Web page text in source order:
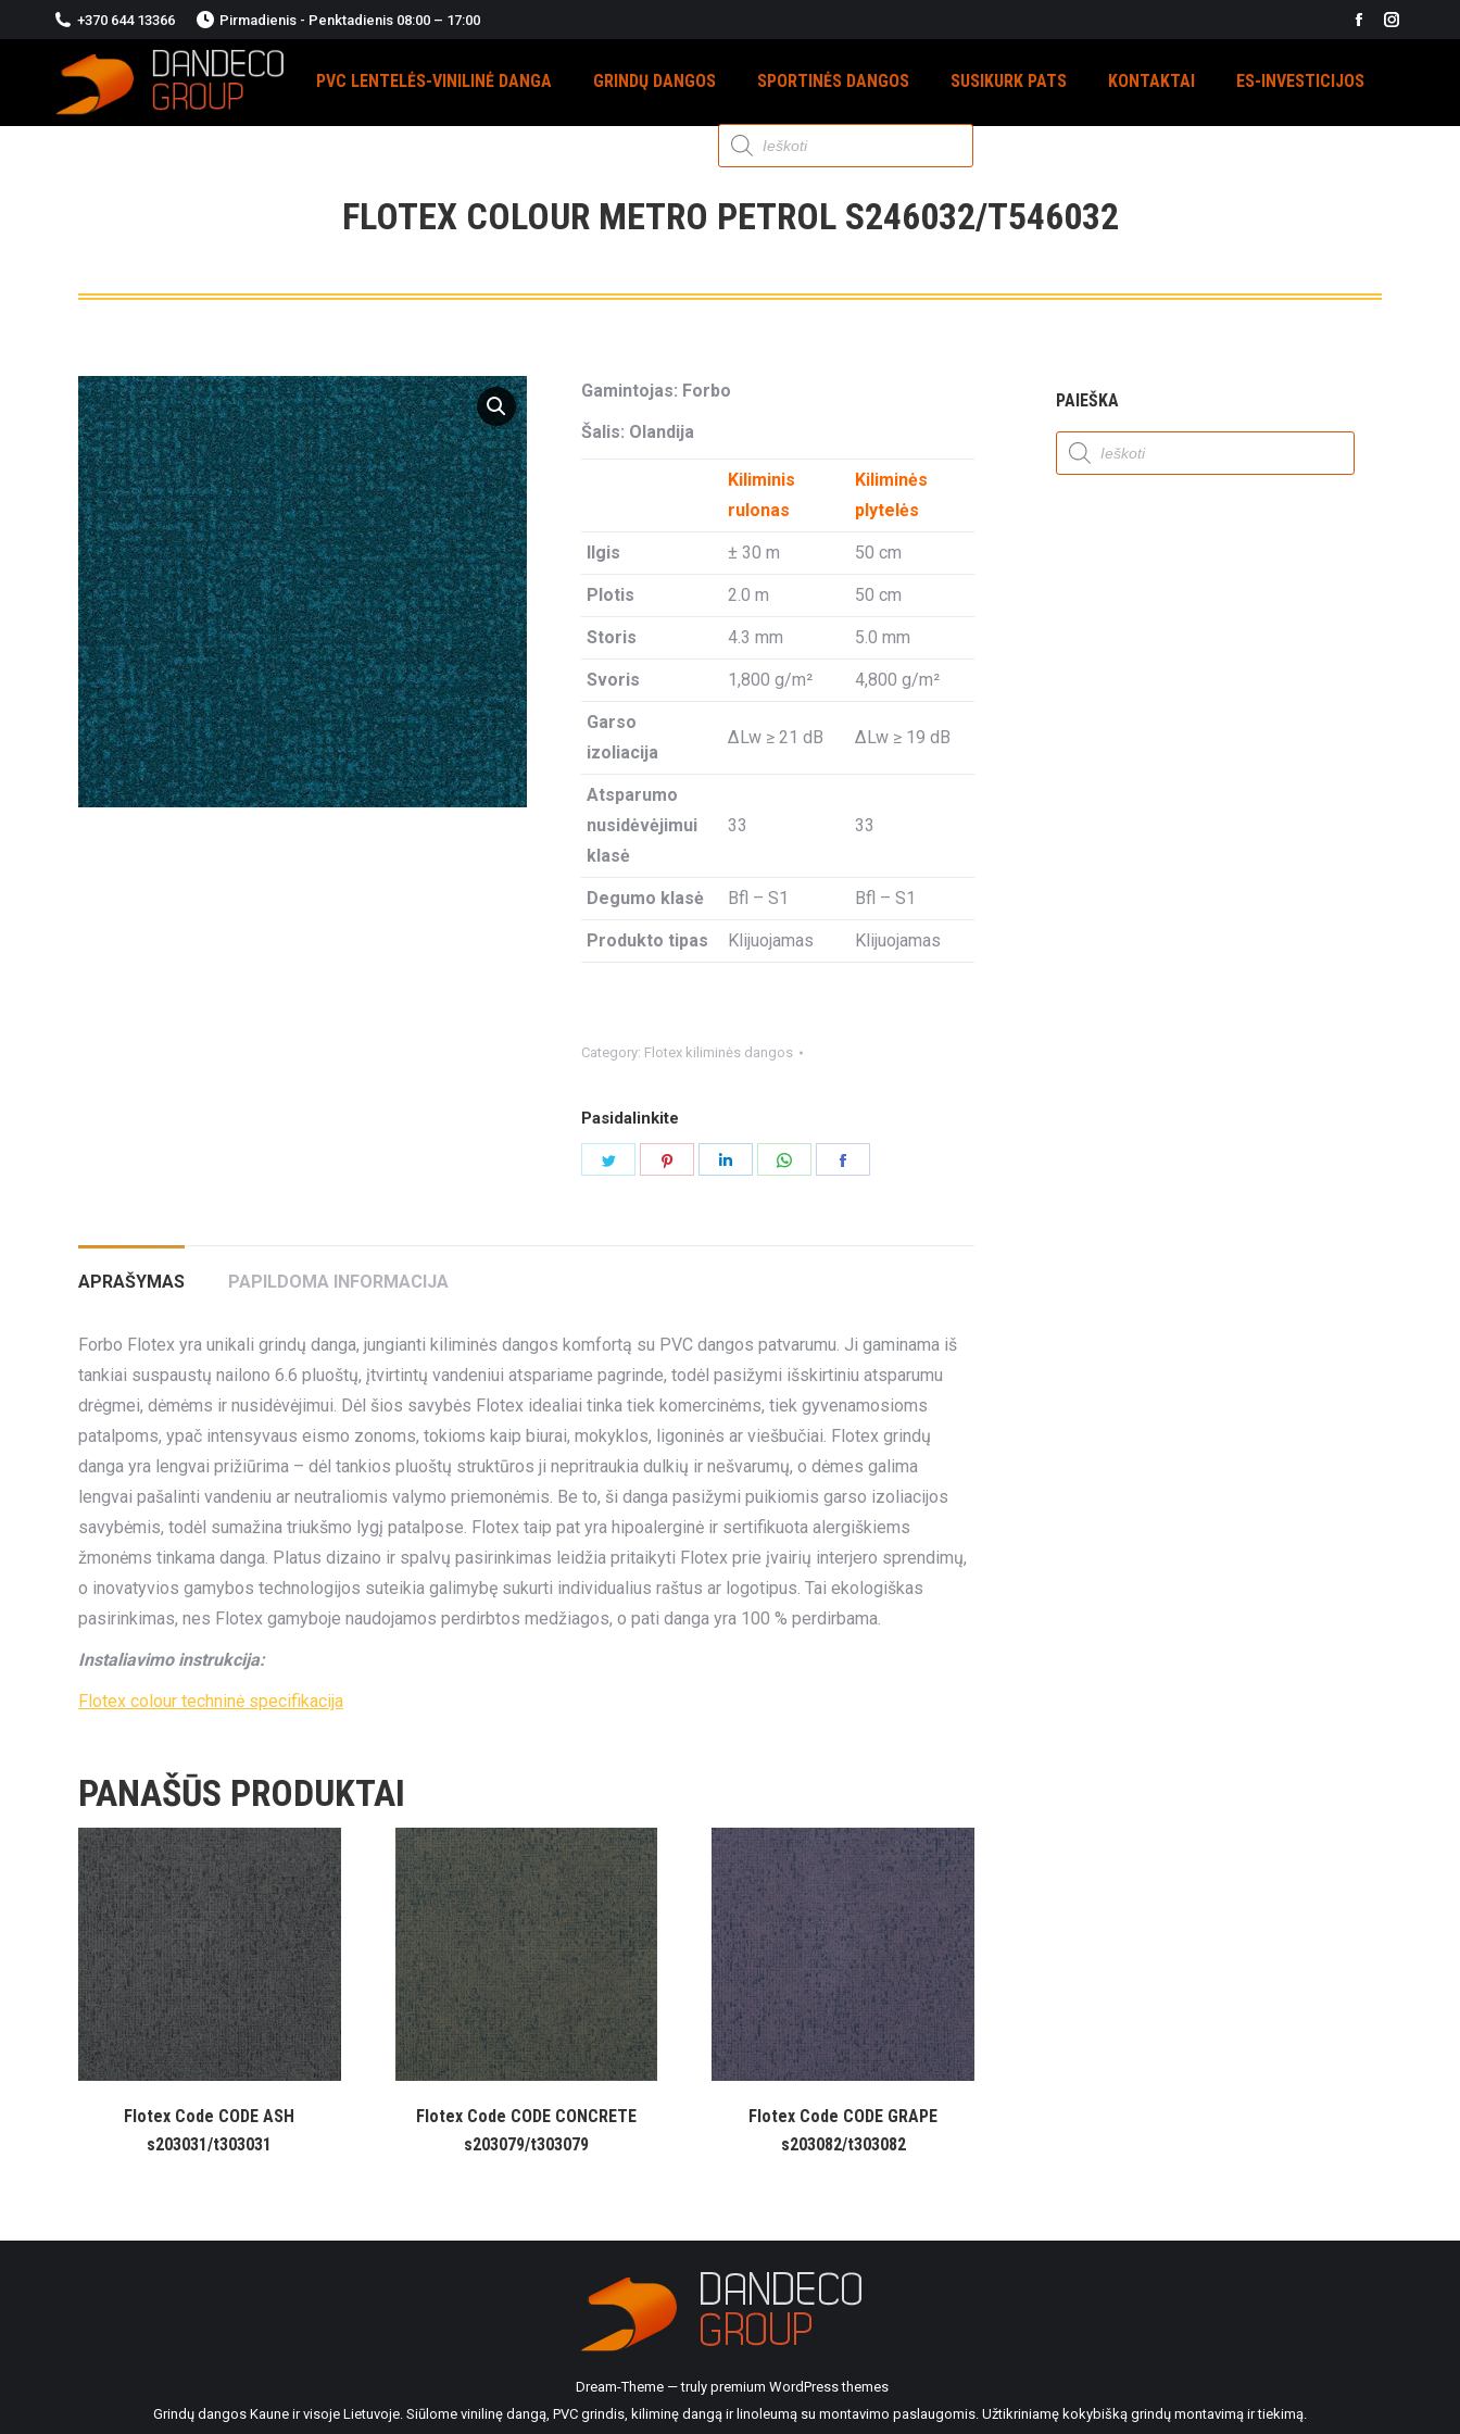
+370 644 13366 Pirmadienis - Penktadienis 08:00 – 17:00
Facebook
opens
PVC LENTELĖS-VINILINĖ DANGA GRINDŲ DANGOS SPORTINĖS DANGOS SUSIKURK PATS KONTAKTAI ES-INVESTICIJOS
Products
search
FLOTEX COLOUR METRO PETROL S246032/T546032
Gamintojas: Forbo
Šalis: Olandija
Kiliminis
rulonas
Kiliminės
plytelės
Ilgis ± 30 m 50 cm
Plotis 2.0 m 50 cm
Storis 4.3 mm 5.0 mm
Svoris 1,800 g/m² 4,800 g/m²
Garso
izoliacija
ΔLw ≥ 21 dB ΔLw ≥ 19 dB
Atsparumo
nusidėvėjimui
klasė
33 33
Degumo klasė Bfl – S1 Bfl – S1
Produkto tipas Klijuojamas Klijuojamas
Category: Flotex kiliminės dangos
Pasidalinkite
Share
Share
APRAŠYMAS PAPILDOMA INFORMACIJA
Forbo Flotex yra unikali grindų danga, jungianti kiliminės dangos komfortą su PVC dangos patvarumu. Ji gaminama iš
tankiai suspaustų nailono 6.6 pluoštų, įtvirtintų vandeniui atspariame pagrinde, todėl pasižymi išskirtiniu atsparumu
drėgmei, dėmėms ir nusidėvėjimui. Dėl šios savybės Flotex idealiai tinka tiek komercinėms, tiek gyvenamosioms
patalpoms, ypač intensyvaus eismo zonoms, tokioms kaip biurai, mokyklos, ligoninės ar viešbučiai. Flotex grindų
danga yra lengvai prižiūrima – dėl tankios pluoštų struktūros ji nepritraukia dulkių ir nešvarumų, o dėmes galima
lengvai pašalinti vandeniu ar neutraliomis valymo priemonėmis. Be to, ši danga pasižymi puikiomis garso izoliacijos
savybėmis, todėl sumažina triukšmo lygį patalpose. Flotex taip pat yra hipoalerginė ir sertifikuota alergiškiems
žmonėms tinkama danga. Platus dizaino ir spalvų pasirinkimas leidžia pritaikyti Flotex prie įvairių interjero sprendimų,
o inovatyvios gamybos technologijos suteikia galimybę sukurti individualius raštus ar logotipus. Tai ekologiškas
pasirinkimas, nes Flotex gamyboje naudojamos perdirbtos medžiagos, o pati danga yra 100 % perdirbama.
Instaliavimo instrukcija:
Flotex colour techninė specifikacija
PANAŠŪS PRODUKTAI
Flotex Code CODE ASH
s203031/t303031
Flotex Code CODE CONCRETE
s203079/t303079
Flotex Code CODE GRAPE
s203082/t303082
PAIEŠKA
Products
search
Dream-Theme — truly premium WordPress themes
Grindų dangos Kaune ir visoje Lietuvoje. Siūlome vinilinę dangą, PVC grindis, kiliminę dangą ir linoleumą su montavimo paslaugomis. Užtikriniamę kokybišką grindų montavimą ir tiekimą.